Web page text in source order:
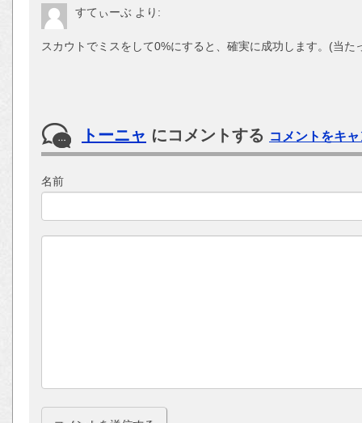
すてぃーぶ より:
スカウトでミスをして0%にすると、確実に成功します。(当た
トーニャ にコメントする コメントをキ
名前